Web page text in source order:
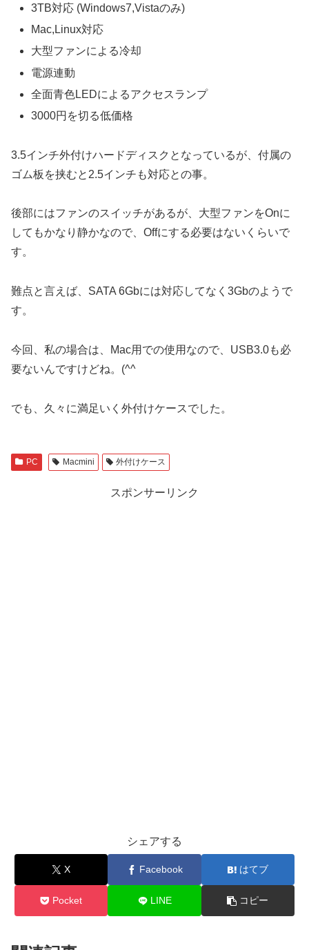
3TB対応 (Windows7,Vistaのみ)
Mac,Linux対応
大型ファンによる冷却
電源連動
全面青色LEDによるアクセスランプ
3000円を切る低価格
3.5インチ外付けハードディスクとなっているが、付属の
ゴム板を挟むと2.5インチも対応との事。
後部にはファンのスイッチがあるが、大型ファンをOnに
してもかなり静かなので、Offにする必要はないくらいで
す。
難点と言えば、SATA 6Gbには対応してなく3Gbのようで
す。
今回、私の場合は、Mac用での使用なので、USB3.0も必
要ないんですけどね。(^^ゞ
でも、久々に満足いく外付けケースでした。
PC Macmini 外付けケース
スポンサーリンク
シェアする
X Facebook はてブ
Pocket LINE コピー